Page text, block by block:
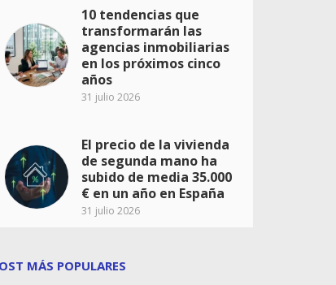
10 tendencias que
transformarán las
agencias inmobiliarias
en los próximos cinco
años
31 julio 2026
El precio de la vivienda
de segunda mano ha
subido de media 35.000
€ en un año en España
31 julio 2026
MÁS POPULARES